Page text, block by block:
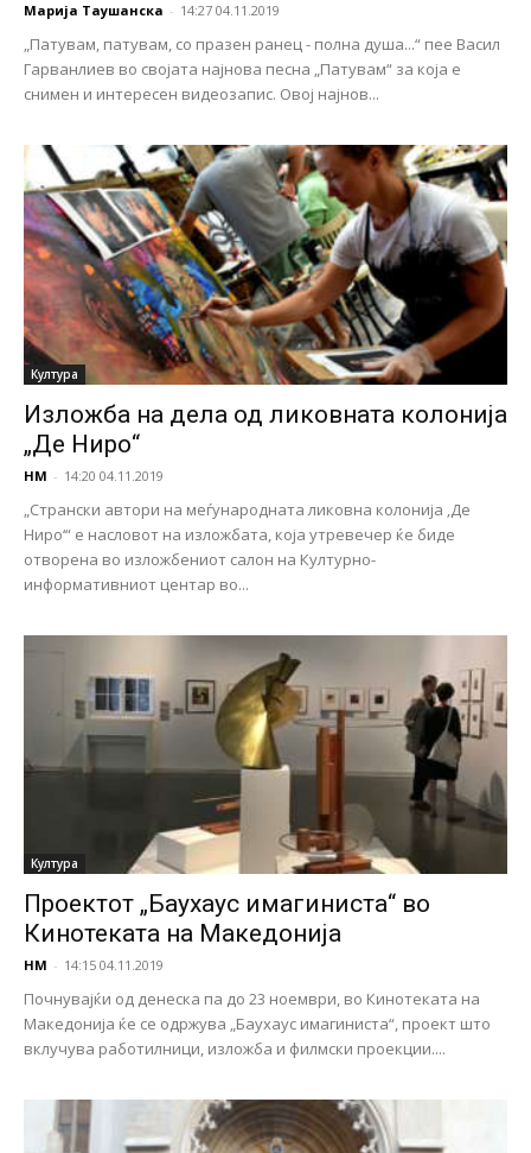
Марија Таушанска - 14:27 04.11.2019
„Патувам, патувам, со празен ранец - полна душа...“ пее Васил
Гарванлиев во својата најнова песна „Патувам“ за која е
снимен и интересен видеозапис. Овој најнов...
Култура
Изложбa на дела од ликовната колонија
„Де Ниро“
НМ - 14:20 04.11.2019
„Странски автори на меѓународната ликовна колонија ‚Де
Ниро‘“ е насловот на изложбата, која утревечер ќе биде
отворена во изложбениот салон на Културно-
информативниот центар во...
Култура
Проектот „Баухаус имагиниста“ во
Кинотеката на Македонија
НМ - 14:15 04.11.2019
Почнувајќи од денеска па до 23 ноември, во Кинотеката на
Македонија ќе се одржува „Баухаус имагиниста“, проект што
вклучува работилници, изложба и филмски проекции....